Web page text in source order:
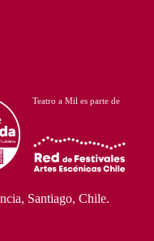
Santiago, Chile.